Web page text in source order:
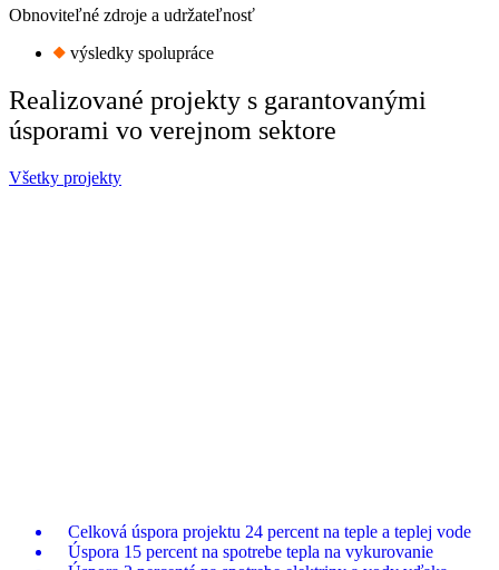
Obnoviteľné zdroje a udržateľnosť
výsledky spolupráce
Realizované projekty s garantovanými
úsporami vo verejnom sektore
Všetky projekty
Celková úspora projektu 24 percent na teple a teplej vode
Úspora 15 percent na spotrebe tepla na vykurovanie